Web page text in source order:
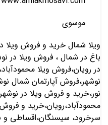
موسوی
ویلا شمال خرید و فروش
باغ در شمال ، فروش ویلا در
در رویان،فروش ويلا
نوشهر،فروش آپارتمان شمال
نور،خرید و فروش ویلا در
محمودآباد،رویان،خرید و
سرخرود، سیسنگان،اقساطی و